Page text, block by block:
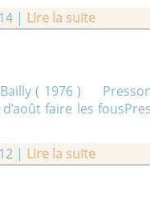
| Lire la suite
Bailly ( 1976 )
faire les
| Lire la suite